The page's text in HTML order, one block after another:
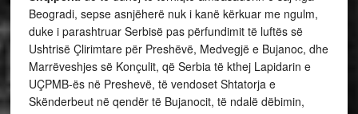
Beogradi, sepse asnjëherë nuk i kanë kërkuar me ngulm,
duke i parashtruar Serbisë pas përfundimit të luftës së
Ushtrisë Çlirimtare për Preshëvë, Medvegjë e Bujanoc, dhe
Marrëveshjes së Konçulit, që Serbia të kthej Lapidarin e
UÇPMB-ës në Preshevë, të vendoset Shtatorja e
Skënderbeut në qendër të Bujanocit, të ndalë dëbimin,